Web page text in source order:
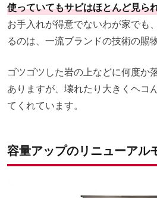
使っていてもサビはほとんど見ら
お手入れが得意でないわが家でも
るのは、一流ブランドの技術の賜
ゴツゴツした岩の上などに何度か
ありますが、壊れたり大きくヘコ
てくれています。
容量アップのリニューアル